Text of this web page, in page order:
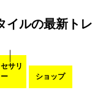
イルの最新トレ
サリ
ー
ショップ